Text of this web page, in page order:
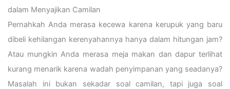
dalam Menyajikan Camilan
Pernahkah Anda merasa kecewa karena kerupuk yang baru
dibeli kehilangan kerenyahannya hanya dalam hitungan jam?
Atau mungkin Anda merasa meja makan dan dapur terlihat
kurang menarik karena wadah penyimpanan yang seadanya?
Masalah ini bukan sekadar soal camilan, tapi juga soal